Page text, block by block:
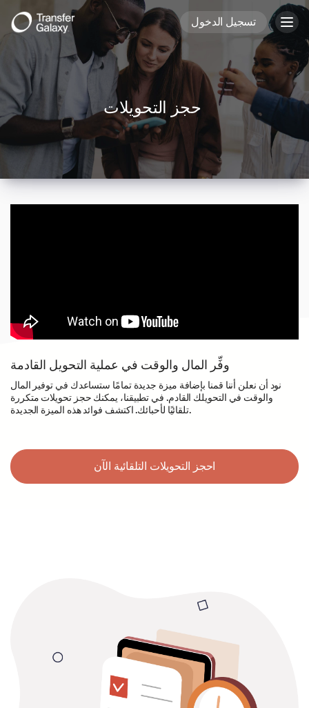
تسجيل الدخول
وفِّر المال والوقت في عملية التحويل القادمة
نود أن نعلن أننا قمنا بإضافة ميزة جديدة تمامًا ستساعدك في توفير المال
والوقت في التحويلك القادم. في تطبيقنا، يمكنك حجز تحويلات متكررة
تلقائيًا لأحبائك. اكتشف فوائد هذه الميزة الجديدة.
احجز التحويلات التلقائية الآن